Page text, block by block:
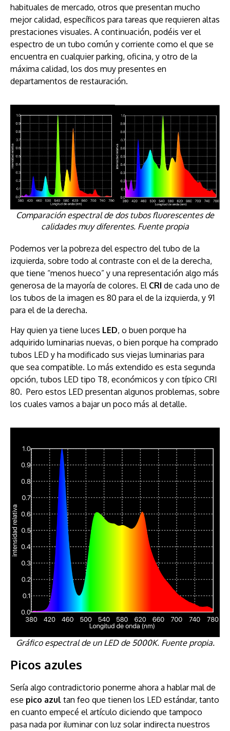
habituales de mercado, otros que presentan mucho
mejor calidad, específicos para tareas que requieren altas
prestaciones visuales. A continuación, podéis ver el
espectro de un tubo común y corriente como el que se
encuentra en cualquier parking, oficina, y otro de la
máxima calidad, los dos muy presentes en
departamentos de restauración.
Comparación espectral de dos tubos fluorescentes de
calidades muy diferentes. Fuente propia
Podemos ver la pobreza del espectro del tubo de la
izquierda, sobre todo al contraste con el de la derecha,
que tiene “menos hueco” y una representación algo más
generosa de la mayoría de colores. El CRI de cada uno de
los tubos de la imagen es 80 para el de la izquierda, y 91
para el de la derecha.
Hay quien ya tiene luces LED, o buen porque ha
adquirido luminarias nuevas, o bien porque ha comprado
tubos LED y ha modificado sus viejas luminarias para
que sea compatible. Lo más extendido es esta segunda
opción, tubos LED tipo T8, económicos y con típico CRI
80. Pero estos LED presentan algunos problemas, sobre
los cuales vamos a bajar un poco más al detalle.
Gráfico espectral de un LED de 5000K. Fuente propia.
Picos azules
Sería algo contradictorio ponerme ahora a hablar mal de
ese pico azul tan feo que tienen los LED estándar, tanto
en cuanto empecé el artículo diciendo que tampoco
pasa nada por iluminar con luz solar indirecta nuestros